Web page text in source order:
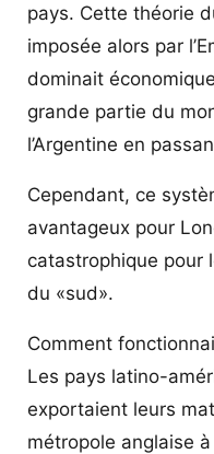
pays. Cette théorie
imposée alors par
dominait
grande partie du
l’Argentine en
Cependant, ce
avantageux pour
catastrophique pour
du «sud».
Comment
Les pays latino-
exportaient leurs
métropole anglaise